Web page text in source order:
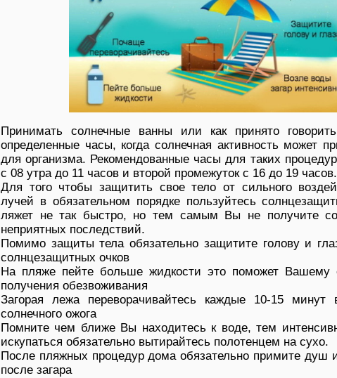
Принимать солнечные ванны или как принято
определенные часы, когда солнечная активность может
для организма. Рекомендованные часы для таких
с 08 утра до 11 часов и второй промежуток с 16 до 19 часов.
Для того чтобы защитить свое тело от сильного
лучей в обязательном порядке пользуйтесь
ляжет не так быстро, но тем самым Вы не получите
неприятных последствий.
Помимо защиты тела обязательно защитите голову и
солнцезащитных очков
На пляже пейте больше жидкости это поможет Вашему
получения обезвоживания
Загорая лежа переворачивайтесь каждые 10-15 минут
солнечного ожога
Помните чем ближе Вы находитесь к воде, тем
искупаться обязательно вытирайтесь полотенцем на сухо.
После пляжных процедур дома обязательно примите душ
после загара